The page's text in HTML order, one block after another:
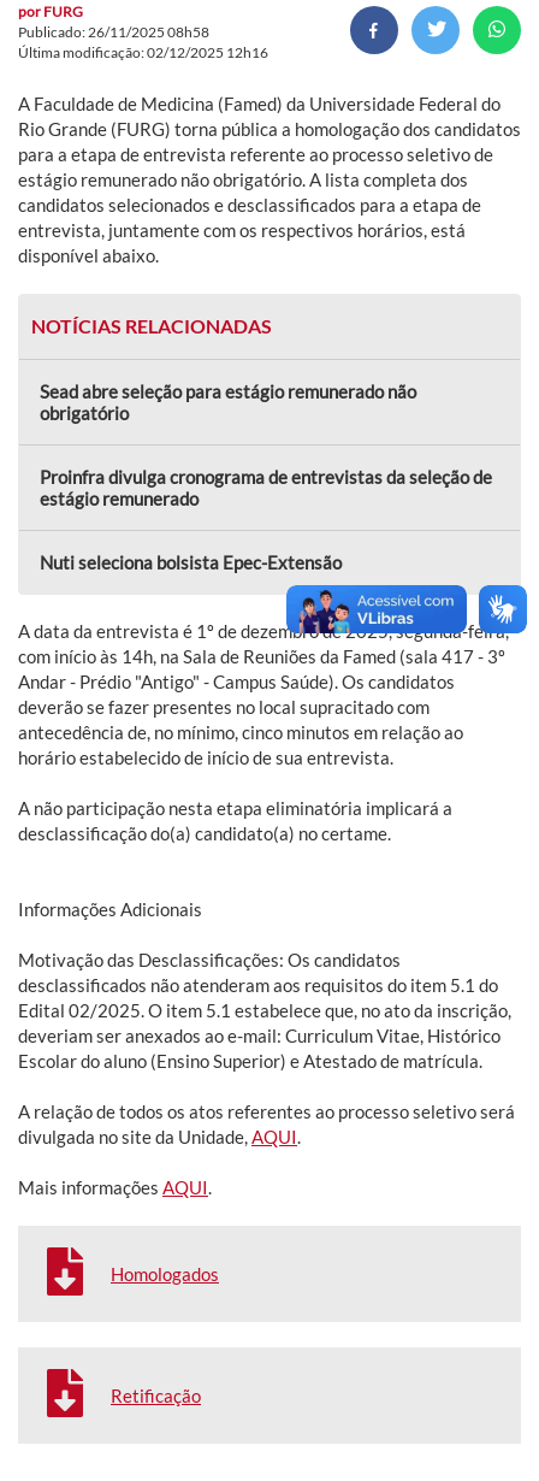
por FURG
Publicado: 26/11/2025 08h58
Última modificação: 02/12/2025 12h16
A Faculdade de Medicina (Famed) da Universidade Federal do
Rio Grande (FURG) torna pública a homologação dos candidatos
para a etapa de entrevista referente ao processo seletivo de
estágio remunerado não obrigatório. A lista completa dos
candidatos selecionados e desclassificados para a etapa de
entrevista, juntamente com os respectivos horários, está
disponível abaixo.
NOTÍCIAS RELACIONADAS
Sead abre seleção para estágio remunerado não
obrigatório
Proinfra divulga cronograma de entrevistas da seleção de
estágio remunerado
Nuti seleciona bolsista Epec-Extensão
A data da entrevista é 1º de dezembro de 2025, segunda-feira,
com início às 14h, na Sala de Reuniões da Famed (sala 417 - 3º
Andar - Prédio "Antigo" - Campus Saúde). Os candidatos
deverão se fazer presentes no local supracitado com
antecedência de, no mínimo, cinco minutos em relação ao
horário estabelecido de início de sua entrevista.
A não participação nesta etapa eliminatória implicará a
desclassificação do(a) candidato(a) no certame.
Informações Adicionais
Motivação das Desclassificações: Os candidatos
desclassificados não atenderam aos requisitos do item 5.1 do
Edital 02/2025. O item 5.1 estabelece que, no ato da inscrição,
deveriam ser anexados ao e-mail: Curriculum Vitae, Histórico
Escolar do aluno (Ensino Superior) e Atestado de matrícula.
A relação de todos os atos referentes ao processo seletivo será
divulgada no site da Unidade, AQUI
Mais informações AQUI
Homologados
Retificação